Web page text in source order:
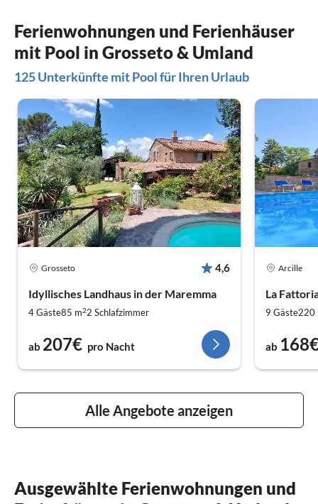
Ferienwohnungen und Ferienhäuser
mit Pool in Grosseto & Umland
125 Unterkünfte mit Pool für Ihren Urlaub
Grosseto 4,6
Idyllisches Landhaus in der Maremma
4 Gäste85 m22 Schlafzimmer
ab 207€ pro Nacht
Arcille
La
9 Gäste220
ab
Alle Angebote anzeigen
Ausgewählte Ferienwohnungen und